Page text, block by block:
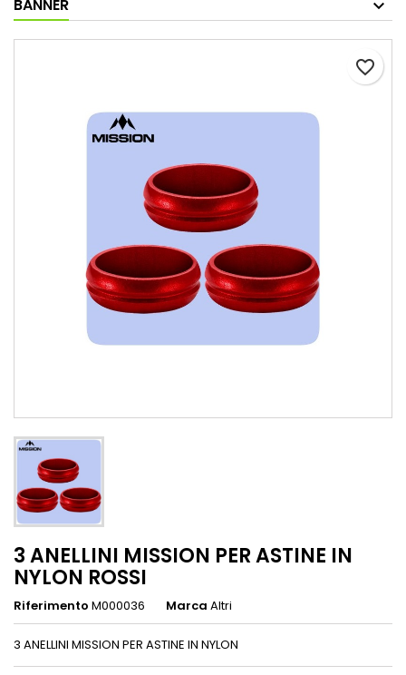
BANNER
favorite_border
3 ANELLINI MISSION PER ASTINE IN
NYLON ROSSI
Riferimento M000036 Marca Altri
3 ANELLINI MISSION PER ASTINE IN NYLON